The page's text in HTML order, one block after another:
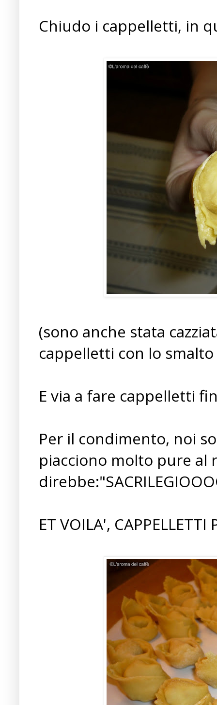
Chiudo i cappelletti, in
(sono anche stata
cappelletti con lo
E via a fare cappelletti
Per il condimento, noi
piacciono molto pure al
ET VOILA', CAPPELLETTI